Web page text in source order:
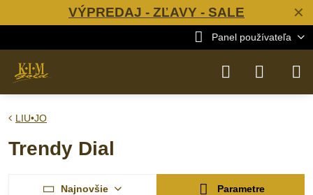
✕
VÝPREDAJ - ZĽAVY - SALE
Panel používateľa
LIU•JO
Trendy Dial
Najnovšie Parametre